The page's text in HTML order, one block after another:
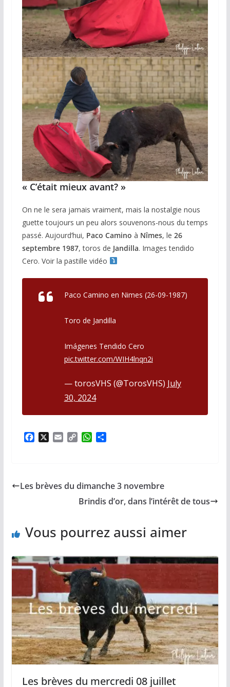
« C’était mieux avant? »
On ne le sera jamais vraiment, mais la nostalgie nous
guette toujours un peu alors souvenons-nous du temps
passé. Aujourd’hui, Paco Camino à Nîmes, le 26
septembre 1987, toros de Jandilla. Images tendido
Cero. Voir la pastille vidéo
Paco Camino en Nimes (26-09-1987)
Toro de Jandilla
Imágenes Tendido Cero
pic.twitter.com/WIH4lnqn2i
— torosVHS (@TorosVHS) July
30, 2024
o
i
n
W
A
p
g
e
Les brèves du dimanche 3 novembre
Brindis d’or, dans l’intérêt de tous
Vous pourrez aussi aimer
Les brèves du mercredi 08 juillet